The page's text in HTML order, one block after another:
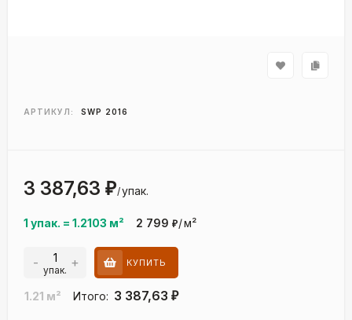
АРТИКУЛ: SWP 2016
1 упак. = 1.2103 м² 2 799 ₽/м²
3 387,63 ₽/упак.
- упак. + КУПИТЬ
1.21 м² Итого: 3 387,63 ₽